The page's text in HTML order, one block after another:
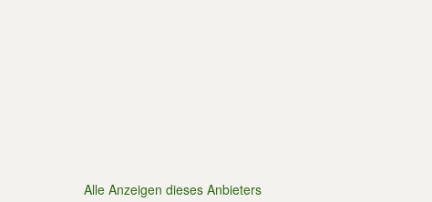
Alle Anzeigen dieses Anbieters